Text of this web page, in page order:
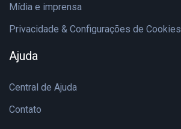
Mídia e imprensa
Privacidade & Configurações de Cookies
Ajuda
Central de Ajuda
Contato